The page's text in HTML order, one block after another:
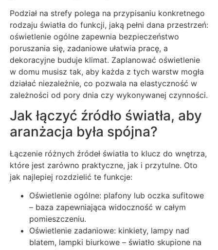
Podział na strefy polega na przypisaniu konkretnego
rodzaju światła do funkcji, jaką pełni dana przestrzeń:
oświetlenie ogólne zapewnia bezpieczeństwo
poruszania się, zadaniowe ułatwia pracę, a
dekoracyjne buduje klimat. Zaplanować oświetlenie
w domu musisz tak, aby każda z tych warstw mogła
działać niezależnie, co pozwala na elastyczność w
zależności od pory dnia czy wykonywanej czynności.
Jak łączyć źródło światła, aby
aranżacja była spójna?
Łączenie różnych źródeł światła to klucz do wnętrza,
które jest zarówno praktyczne, jak i przytulne. Oto
jak najlepiej rozdzielić te funkcje:
Oświetlenie ogólne: plafony lub oczka sufitowe
– baza zapewniająca widoczność w całym
pomieszczeniu.
Oświetlenie zadaniowe: kinkiety, lampy nad
blatem, lampki biurkowe – światło skupione na